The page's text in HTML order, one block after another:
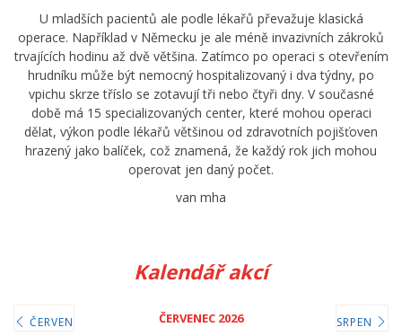
U mladších pacientů ale podle lékařů převažuje klasická
operace. Například v Německu je ale méně invazivních zákroků
trvajících hodinu až dvě většina. Zatímco po operaci s otevřením
hrudníku může být nemocný hospitalizovaný i dva týdny, po
vpichu skrze tříslo se zotavují tři nebo čtyři dny. V současné
době má 15 specializovaných center, které mohou operaci
dělat, výkon podle lékařů většinou od zdravotních pojišťoven
hrazený jako balíček, což znamená, že každý rok jich mohou
operovat jen daný počet.
van mha
Kalendář akcí
ČERVEN ČERVENEC 2026 SRPEN